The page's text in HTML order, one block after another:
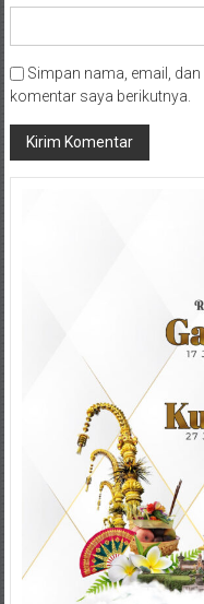
Simpan nama, email,
komentar saya berikutnya.